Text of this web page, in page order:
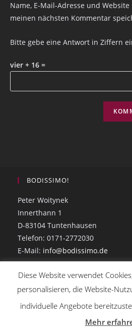
Name, E-Mail-Adresse und
meinen nächsten Kommentar
Bitte gebe eine Antwort in Ziffern
vier + 16 =
BODISSIMO!
Peter Woitynek
Innerthann 1
D-83104 Tuntenhausen
Telefon: 0171-2772030
E-Mail: info@bodissimo.de
DATENSCHUTZERKLÄRUNG
Copyright - OceanWP
Diese Website verwendet
personalisieren, die Website-
individuelle Angebote
Mehr